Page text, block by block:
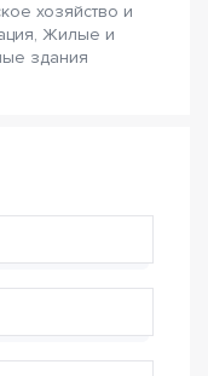
хозяйство и
Жилые и
здания